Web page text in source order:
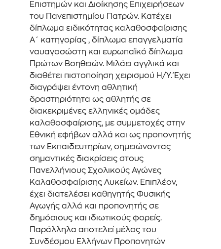
Επιστημών και Διοίκησης Επιχειρήσεων
του Πανεπιστημίου Πατρών. Κατέχει
δίπλωμα ειδικότητας καλαθοσφαίρισης
Α΄ κατηγορίας , δίπλωμα επαγγελματία
ναυαγοσώστη και ευρωπαϊκό δίπλωμα
Πρώτων Βοηθειών. Μιλάει αγγλικά και
διαθέτει πιστοποίηση χειρισμού Η/Υ. Έχει
διαγράψει έντονη αθλητική
δραστηριότητα ως αθλητής σε
διακεκριμένες ελληνικές ομάδες
καλαθοσφαίρισης, με συμμετοχές στην
Εθνική εφήβων αλλά και ως προπονητής
των Εκπαιδευτηρίων, σημειώνοντας
σημαντικές διακρίσεις στους
Πανελλήνιους Σχολικούς Αγώνες
Καλαθοσφαίρισης Λυκείων. Επιπλέον,
έχει διατελέσει καθηγητής Φυσικής
Αγωγής αλλά και προπονητής σε
δημόσιους και ιδιωτικούς φορείς.
Παράλληλα αποτελεί μέλος του
Συνδέσμου Ελλήνων Προπονητών